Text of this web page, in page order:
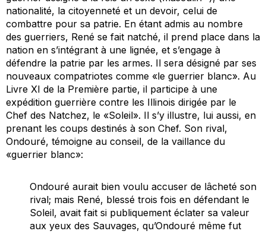
nationalité, la citoyenneté et un devoir, celui de
combattre pour sa patrie. En étant admis au nombre
des guerriers, René se fait natché, il prend place dans la
nation en s’intégrant à une lignée, et s’engage à
défendre la patrie par les armes. Il sera désigné par ses
nouveaux compatriotes comme «le guerrier blanc». Au
Livre XI de la Première partie, il participe à une
expédition guerrière contre les Illinois dirigée par le
Chef des Natchez, le «Soleil». Il s’y illustre, lui aussi, en
prenant les coups destinés à son Chef. Son rival,
Ondouré, témoigne au conseil, de la vaillance du
«guerrier blanc»:
Ondouré aurait bien voulu accuser de lâcheté son
rival; mais René, blessé trois fois en défendant le
Soleil, avait fait si publiquement éclater sa valeur
aux yeux des Sauvages, qu’Ondouré même fut